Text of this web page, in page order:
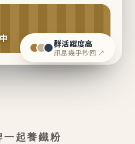
群活躍度高
訊息幾乎秒回 ↗
一起養鐵粉